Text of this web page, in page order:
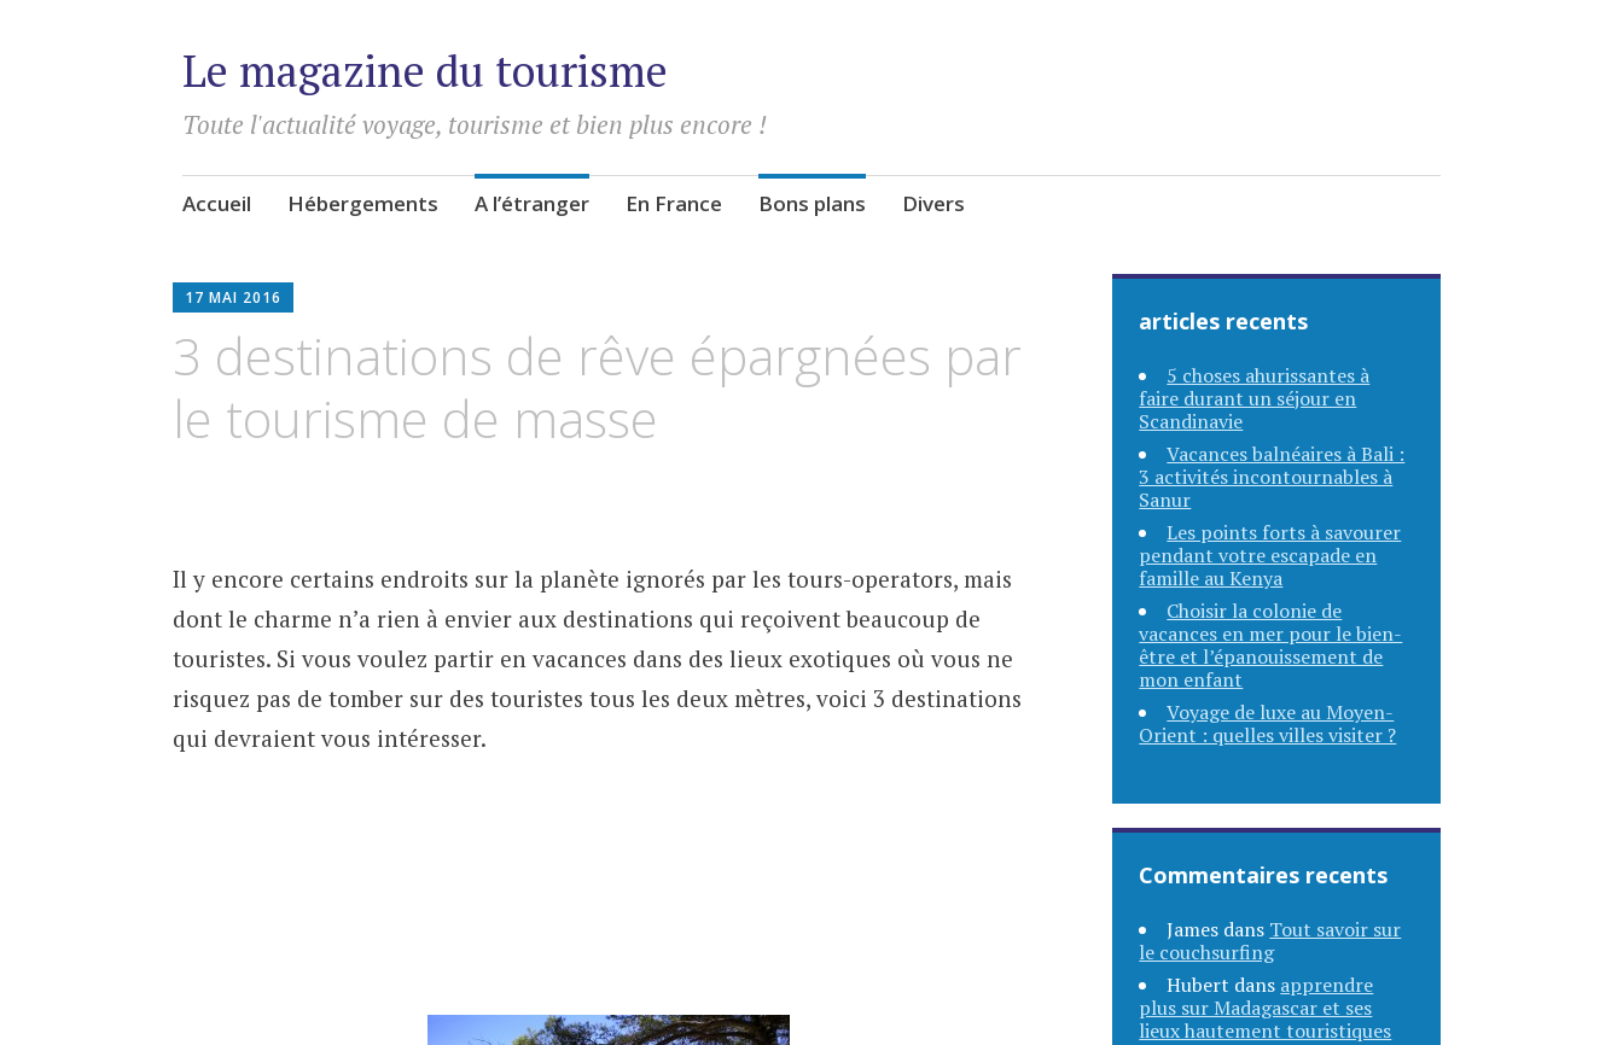
Le magazine du tourisme
Toute l'actualité voyage, tourisme et bien plus encore !
Aller
principal
Accueil Hébergements A l’étranger En France Bons plans Divers
17 MAI 2016
3 destinations de rêve épargnées par
le tourisme de masse
Il y encore certains endroits sur la planète ignorés par les tours-operators, mais
dont le charme n’a rien à envier aux destinations qui reçoivent beaucoup de
touristes. Si vous voulez partir en vacances dans des lieux exotiques où vous ne
risquez pas de tomber sur des touristes tous les deux mètres, voici 3 destinations
qui devraient vous intéresser.
articles recents
5 choses ahurissantes à
faire durant un séjour en
Scandinavie
Vacances balnéaires à Bali :
3 activités incontournables à
Sanur
Les points forts à savourer
pendant votre escapade en
famille au Kenya
Choisir la colonie de
vacances en mer pour le bien-
être et l’épanouissement de
mon enfant
Voyage de luxe au Moyen-
Orient : quelles villes visiter ?
Commentaires recents
James dans Tout savoir sur
le couchsurfing
Hubert dans apprendre
plus sur Madagascar et ses
lieux hautement touristiques